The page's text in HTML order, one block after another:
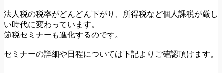
法人税の税率がどんどん下がり、所得税など個人課税が厳し
い時代に変わっています。
節税セミナーも進化するのです。
セミナーの詳細や日程については下記よりご確認頂けます。